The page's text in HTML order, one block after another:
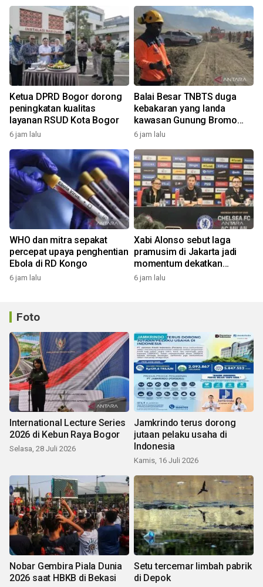
Ketua DPRD Bogor dorong
peningkatan kualitas
layanan RSUD Kota Bogor
6 jam lalu
Balai Besar TNBTS duga
kebakaran yang landa
kawasan Gunung Bromo
karena aktivitas manusia
6 jam lalu
WHO dan mitra sepakat
percepat upaya penghentian
Ebola di RD Kongo
6 jam lalu
Xabi Alonso sebut laga
pramusim di Jakarta jadi
momentum dekatkan
Chelsea dengan penggemar
6 jam lalu
Foto
International Lecture Series
2026 di Kebun Raya Bogor
Selasa, 28 Juli 2026
Jamkrindo terus dorong
jutaan pelaku usaha di
Indonesia
Kamis, 16 Juli 2026
Nobar Gembira Piala Dunia
2026 saat HBKB di Bekasi
Setu tercemar limbah pabrik
di Depok